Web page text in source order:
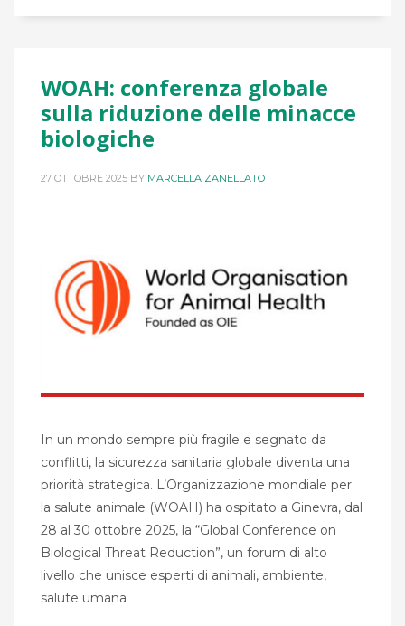
WOAH: conferenza globale
sulla riduzione delle minacce
biologiche
27 OTTOBRE 2025 BY MARCELLA ZANELLATO
In un mondo sempre più fragile e segnato da
conflitti, la sicurezza sanitaria globale diventa una
priorità strategica. L’Organizzazione mondiale per
la salute animale (WOAH) ha ospitato a Ginevra, dal
28 al 30 ottobre 2025, la “Global Conference on
Biological Threat Reduction”, un forum di alto
livello che unisce esperti di animali, ambiente,
salute umana